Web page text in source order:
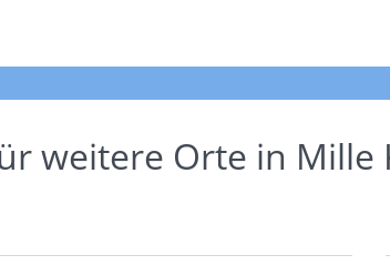
weitere Orte in